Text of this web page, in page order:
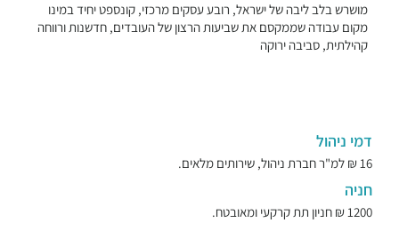
מושרש בלב ליבה של ישראל, רובע עסקים מרכזי, קונספט יחיד במינו
מקום עבודה שממקסם את שביעות הרצון של העובדים, חדשנות ורווחה
קהילתית, סביבה ירוקה
דמי ניהול
16 ₪ למ"ר חברת ניהול, שירותים מלאים.
חניה
1200 ₪ חניון תת קרקעי ומאובטח.